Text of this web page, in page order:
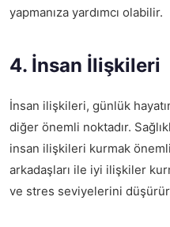
yapmanıza yardımcı olabilir.
4. İnsan İlişkileri
İnsan ilişkileri, günlük
diğer önemli noktadır.
insan ilişkileri kurmak
arkadaşları ile iyi ilişkiler
ve stres seviyelerini